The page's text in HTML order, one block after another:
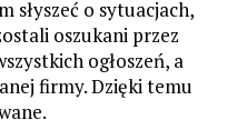
słyszeć o sytuacjach,
oszukani przez
ogłoszeń, a
firmy. Dzięki temu